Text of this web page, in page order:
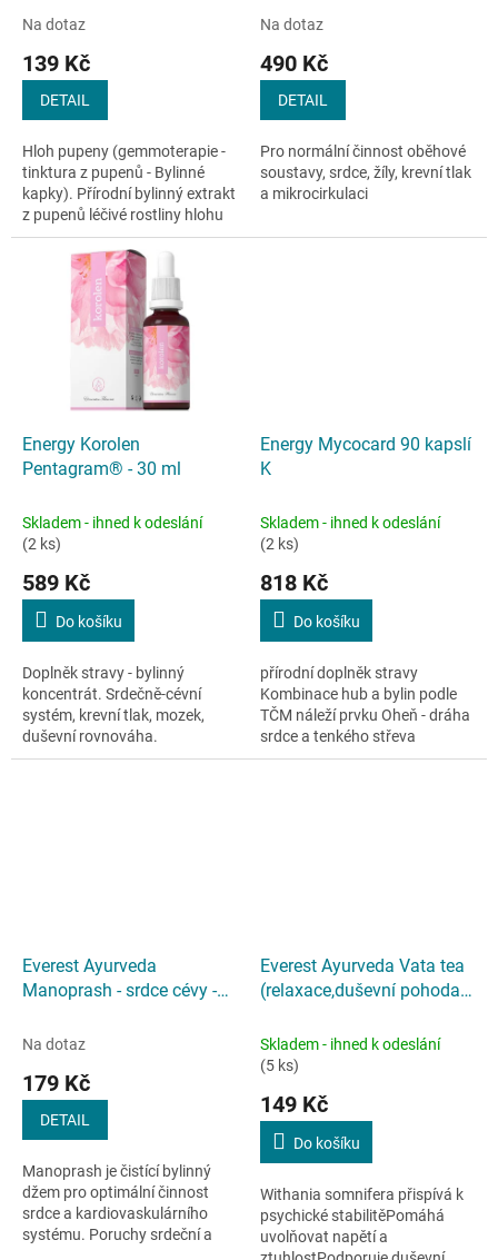
Na dotaz
139 Kč
DETAIL
Hloh pupeny (gemmoterapie -
tinktura z pupenů - Bylinné
kapky). Přírodní bylinný extrakt
z pupenů léčivé rostliny hlohu
obecného. Hloh obecný
(Crategus laevigata, čeleď...
Na dotaz
490 Kč
DETAIL
Pro normální činnost oběhové
soustavy, srdce, žíly, krevní tlak
a mikrocirkulaci
Energy Korolen
Pentagram® - 30 ml
Skladem - ihned k odeslání
(2 ks)
589 Kč
Do košíku
Doplněk stravy - bylinný
koncentrát. Srdečně-cévní
systém, krevní tlak, mozek,
duševní rovnováha.
Energy Mycocard 90 kapslí
K
Skladem - ihned k odeslání
(2 ks)
818 Kč
Do košíku
přírodní doplněk stravy
Kombinace hub a bylin podle
TČM náleží prvku Oheň - dráha
srdce a tenkého střeva
Everest Ayurveda
Manoprash - srdce cévy -
Na dotaz
179 Kč
DETAIL
Manoprash je čistící bylinný
džem pro optimální činnost
srdce a kardiovaskulárního
systému. Poruchy srdeční a
Everest Ayurveda Vata tea
(relaxace,duševní pohoda) -
Skladem - ihned k odeslání
(5 ks)
149 Kč
Do košíku
Withania somnifera přispívá k
psychické stabilitěPomáhá
uvolňovat napětí a